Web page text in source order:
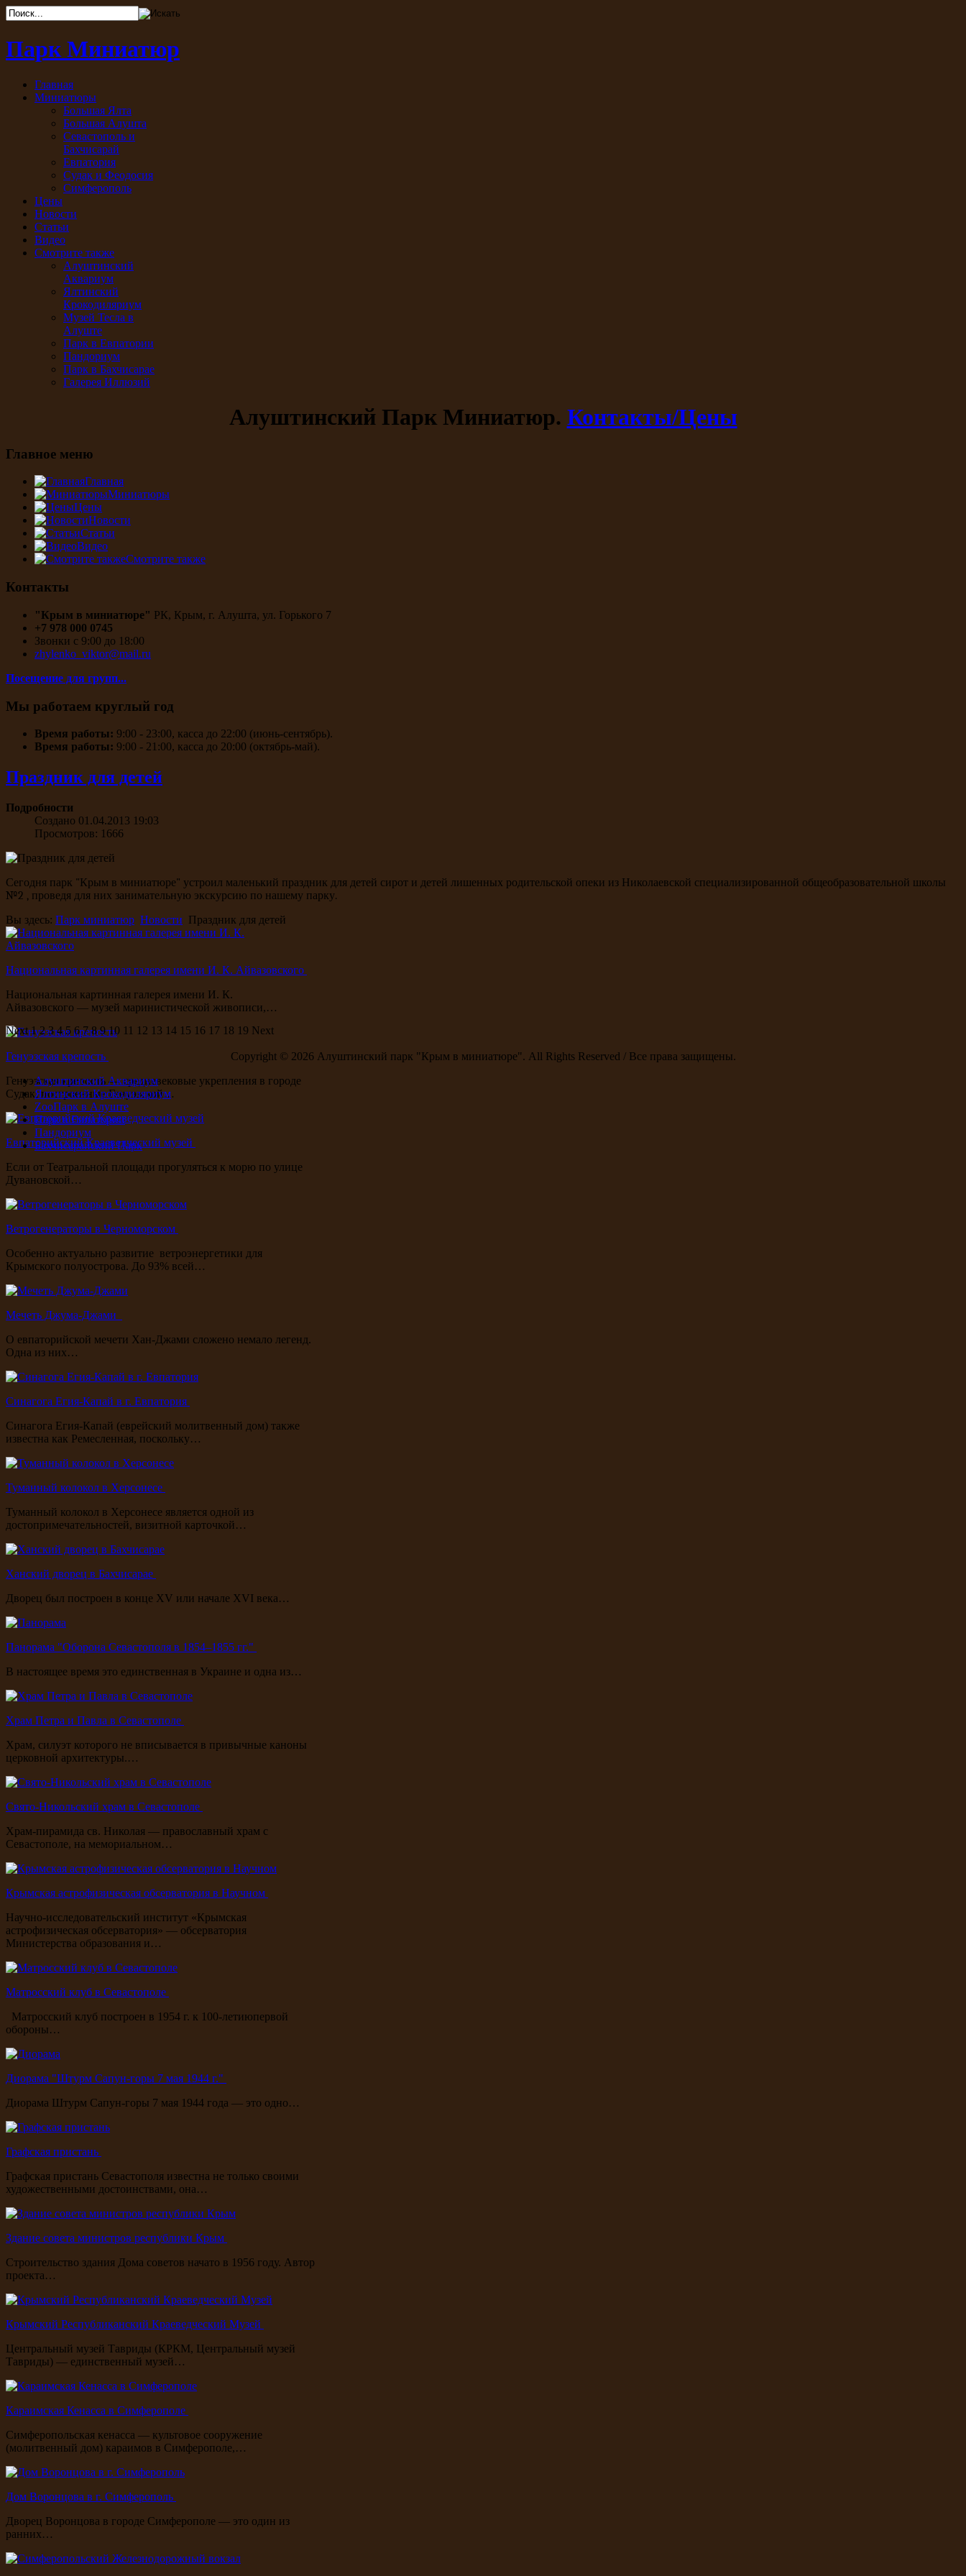
Парк Миниатюр
Главная
Миниатюры
Большая Ялта
Большая Алушта
Севастополь и
Бахчисарай
Евпатория
Судак и Феодосия
Симферополь
Цены
Новости
Статьи
Видео
Смотрите также
Алуштинский
Аквариум
Ялтинский
Крокодиляриум
Музей Тесла в
Алуште
Парк в Евпатории
Пандориум
Парк в Бахчисарае
Галерея Иллюзий
Алуштинский Парк Миниатюр. Контакты/Цены
Главное меню
Главная
Миниатюры
Цены
Новости
Статьи
Видео
Смотрите также
Контакты
"Крым в миниатюре" РК, Крым, г. Алушта, ул. Горького 7
+7 978 000 0745
Звонки с 9:00 до 18:00
zhylenko_viktor@mail.ru
Посещение для групп...
Мы работаем круглый год
Время работы: 9:00 - 23:00, касса до 22:00 (июнь-сентябрь).
Время работы: 9:00 - 21:00, касса до 20:00 (октябрь-май).
Праздник для детей
Подробности
Создано 01.04.2013 19:03
Просмотров: 1666
Сегодня парк "Крым в миниатюре" устроил маленький праздник для детей сирот и детей лишенных родительской опеки из Николаевской специализированной общеобразовательной школы
№2 , проведя для них занимательную экскурсию по нашему парку.
Вы здесь: Парк миниатюр Новости Праздник для детей
Национальная картинная галерея имени И. К. Айвазовского
Национальная картинная галерея имени И. К.
Айвазовского — музей маринистической живописи,…
Генуэзская крепость
Генуэзская крепость — средневековые укрепления в городе
Судак, построенные Генуэзской…
Евпаторийский Краеведческий музей
Если от Театральной площади прогуляться к морю по улице
Дувановской…
Ветрогенераторы в Черноморском
Особенно актуально развитие ветроэнергетики для
Крымского полуострова. До 93% всей…
Мечеть Джума-Джами
О евпаторийской мечети Хан-Джами сложено немало легенд.
Одна из них…
Синагога Егия-Капай в г. Евпатория
Синагога Егия-Капай (еврейский молитвенный дом) также
известна как Ремесленная, поскольку…
Туманный колокол в Херсонесе
Туманный колокол в Херсонесе является одной из
достопримечательностей, визитной карточкой…
Ханский дворец в Бахчисарае
Дворец был построен в конце XV или начале XVI века…
Панорама "Оборона Севастополя в 1854–1855 гг."
В настоящее время это единственная в Украине и одна из…
Храм Петра и Павла в Севастополе
Храм, силуэт которого не вписывается в привычные каноны
церковной архитектуры.…
Свято-Никольский храм в Севастополе
Храм-пирамида св. Николая — православный храм с
Севастополе, на мемориальном…
Крымская астрофизическая обсерватория в Научном
Научно-исследовательский институт «Крымская
астрофизическая обсерватория» — обсерватория
Министерства образования и…
Матросский клуб в Севастополе
Матросский клуб построен в 1954 г. к 100-летиюпервой
обороны…
Диорама "Штурм Сапун-горы 7 мая 1944 г."
Диорама Штурм Сапун-горы 7 мая 1944 года — это одно…
Графская пристань
Графская пристань Севастополя известна не только своими
художественными достоинствами, она…
Здание совета министров республики Крым
Строительство здания Дома советов начато в 1956 году. Автор
проекта…
Крымский Республиканский Краеведческий Музей
Центральный музей Тавриды (КРКМ, Центральный музей
Тавриды) — единственный музей…
Караимская Кенасса в Симферополе
Симферопольская кенасса — культовое сооружение
(молитвенный дом) караимов в Симферополе,…
Дом Воронцова в г. Симферополь
Дворец Воронцова в городе Симферополе — это один из
ранних…
Next12345678910 11 12 13 14 15 16 17 18 19 Next
Copyright © 2026 Алуштинский парк "Крым в миниатюре". All Rights Reserved / Все права защищены.
Алуштинский Аквариум
Ялтинский Крокодиляриум
ZooПарк в Алуште
Парк в Евпатории
Пандориум
Бахчисарайский Парк